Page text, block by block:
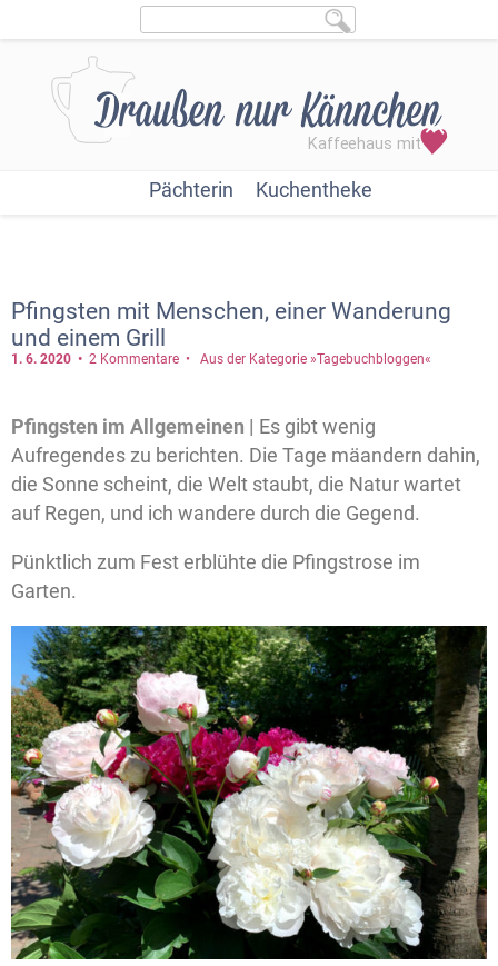
Pächterin Kuchentheke
Pfingsten mit Menschen, einer Wanderung
und einem Grill
1. 6. 2020 2 Kommentare Aus der Kategorie »Tagebuchbloggen«
Pfingsten im Allgemeinen | Es gibt wenig
Aufregendes zu berichten. Die Tage mäandern dahin,
die Sonne scheint, die Welt staubt, die Natur wartet
auf Regen, und ich wandere durch die Gegend.
Pünktlich zum Fest erblühte die Pfingstrose im
Garten.